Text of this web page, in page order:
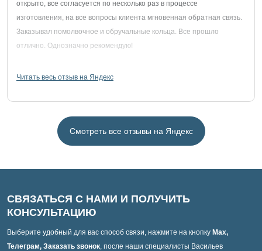
открыто, все согласуется по несколько раз в процессе
изготовления, на все вопросы клиента мгновенная обратная связь.
Заказывал помолвочное и обручальные кольца. Все прошло
отлично. Однозначно рекомендую!
Читать весь отзыв на Яндекс
Смотреть все отзывы на Яндекс
СВЯЗАТЬСЯ С НАМИ И ПОЛУЧИТЬ
КОНСУЛЬТАЦИЮ
Выберите удобный для вас способ связи, нажмите на кнопку Max,
Телеграм, Заказать звонок, после наши специалисты Васильев